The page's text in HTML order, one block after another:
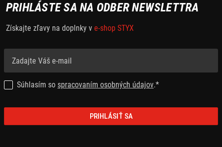
PRIHLÁSTE SA NA ODBER NEWSLETTRA
Získajte zľavy na doplnky v e-shop STYX
Súhlasím so spracovaním osobných údajov.*
PRIHLÁSIŤ SA